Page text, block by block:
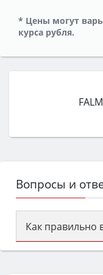
* Цены могут
курса рубля.
Вопросы и
Как правильно
Сначала